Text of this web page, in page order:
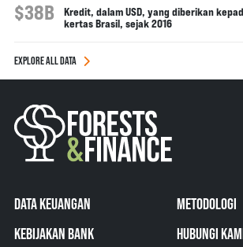
$38B
Kredit, dalam USD, yang diberikan
kertas Brasil, sejak 2016
EXPLORE ALL DATA
DATA KEUANGAN
KEBIJAKAN BANK
METODOLOGI
HUBUNGI